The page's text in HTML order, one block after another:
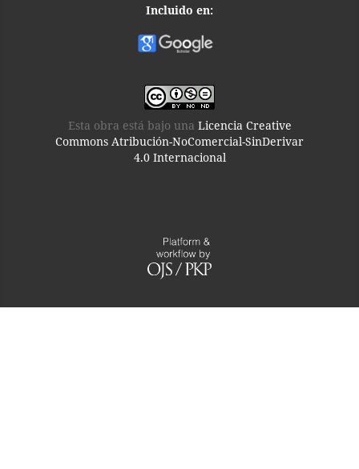
Incluido en:
Esta obra está bajo una Licencia Creative
Commons Atribución-NoComercial-SinDerivar
4.0 Internacional